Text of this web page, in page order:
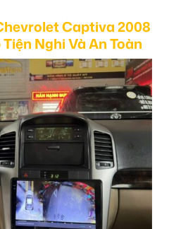
Captiva 2008
Nghi Và An Toàn